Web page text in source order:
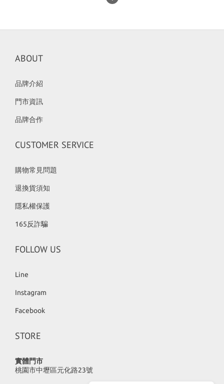
ABOUT
品牌介紹
門市資訊
品牌合作
CUSTOMER SERVICE
購物常見問題
退換貨須知
隱私權保護
165反詐騙
FOLLOW US
Line
Instagram
Facebook
STORE
實體門市
桃園市中壢區元化路23號